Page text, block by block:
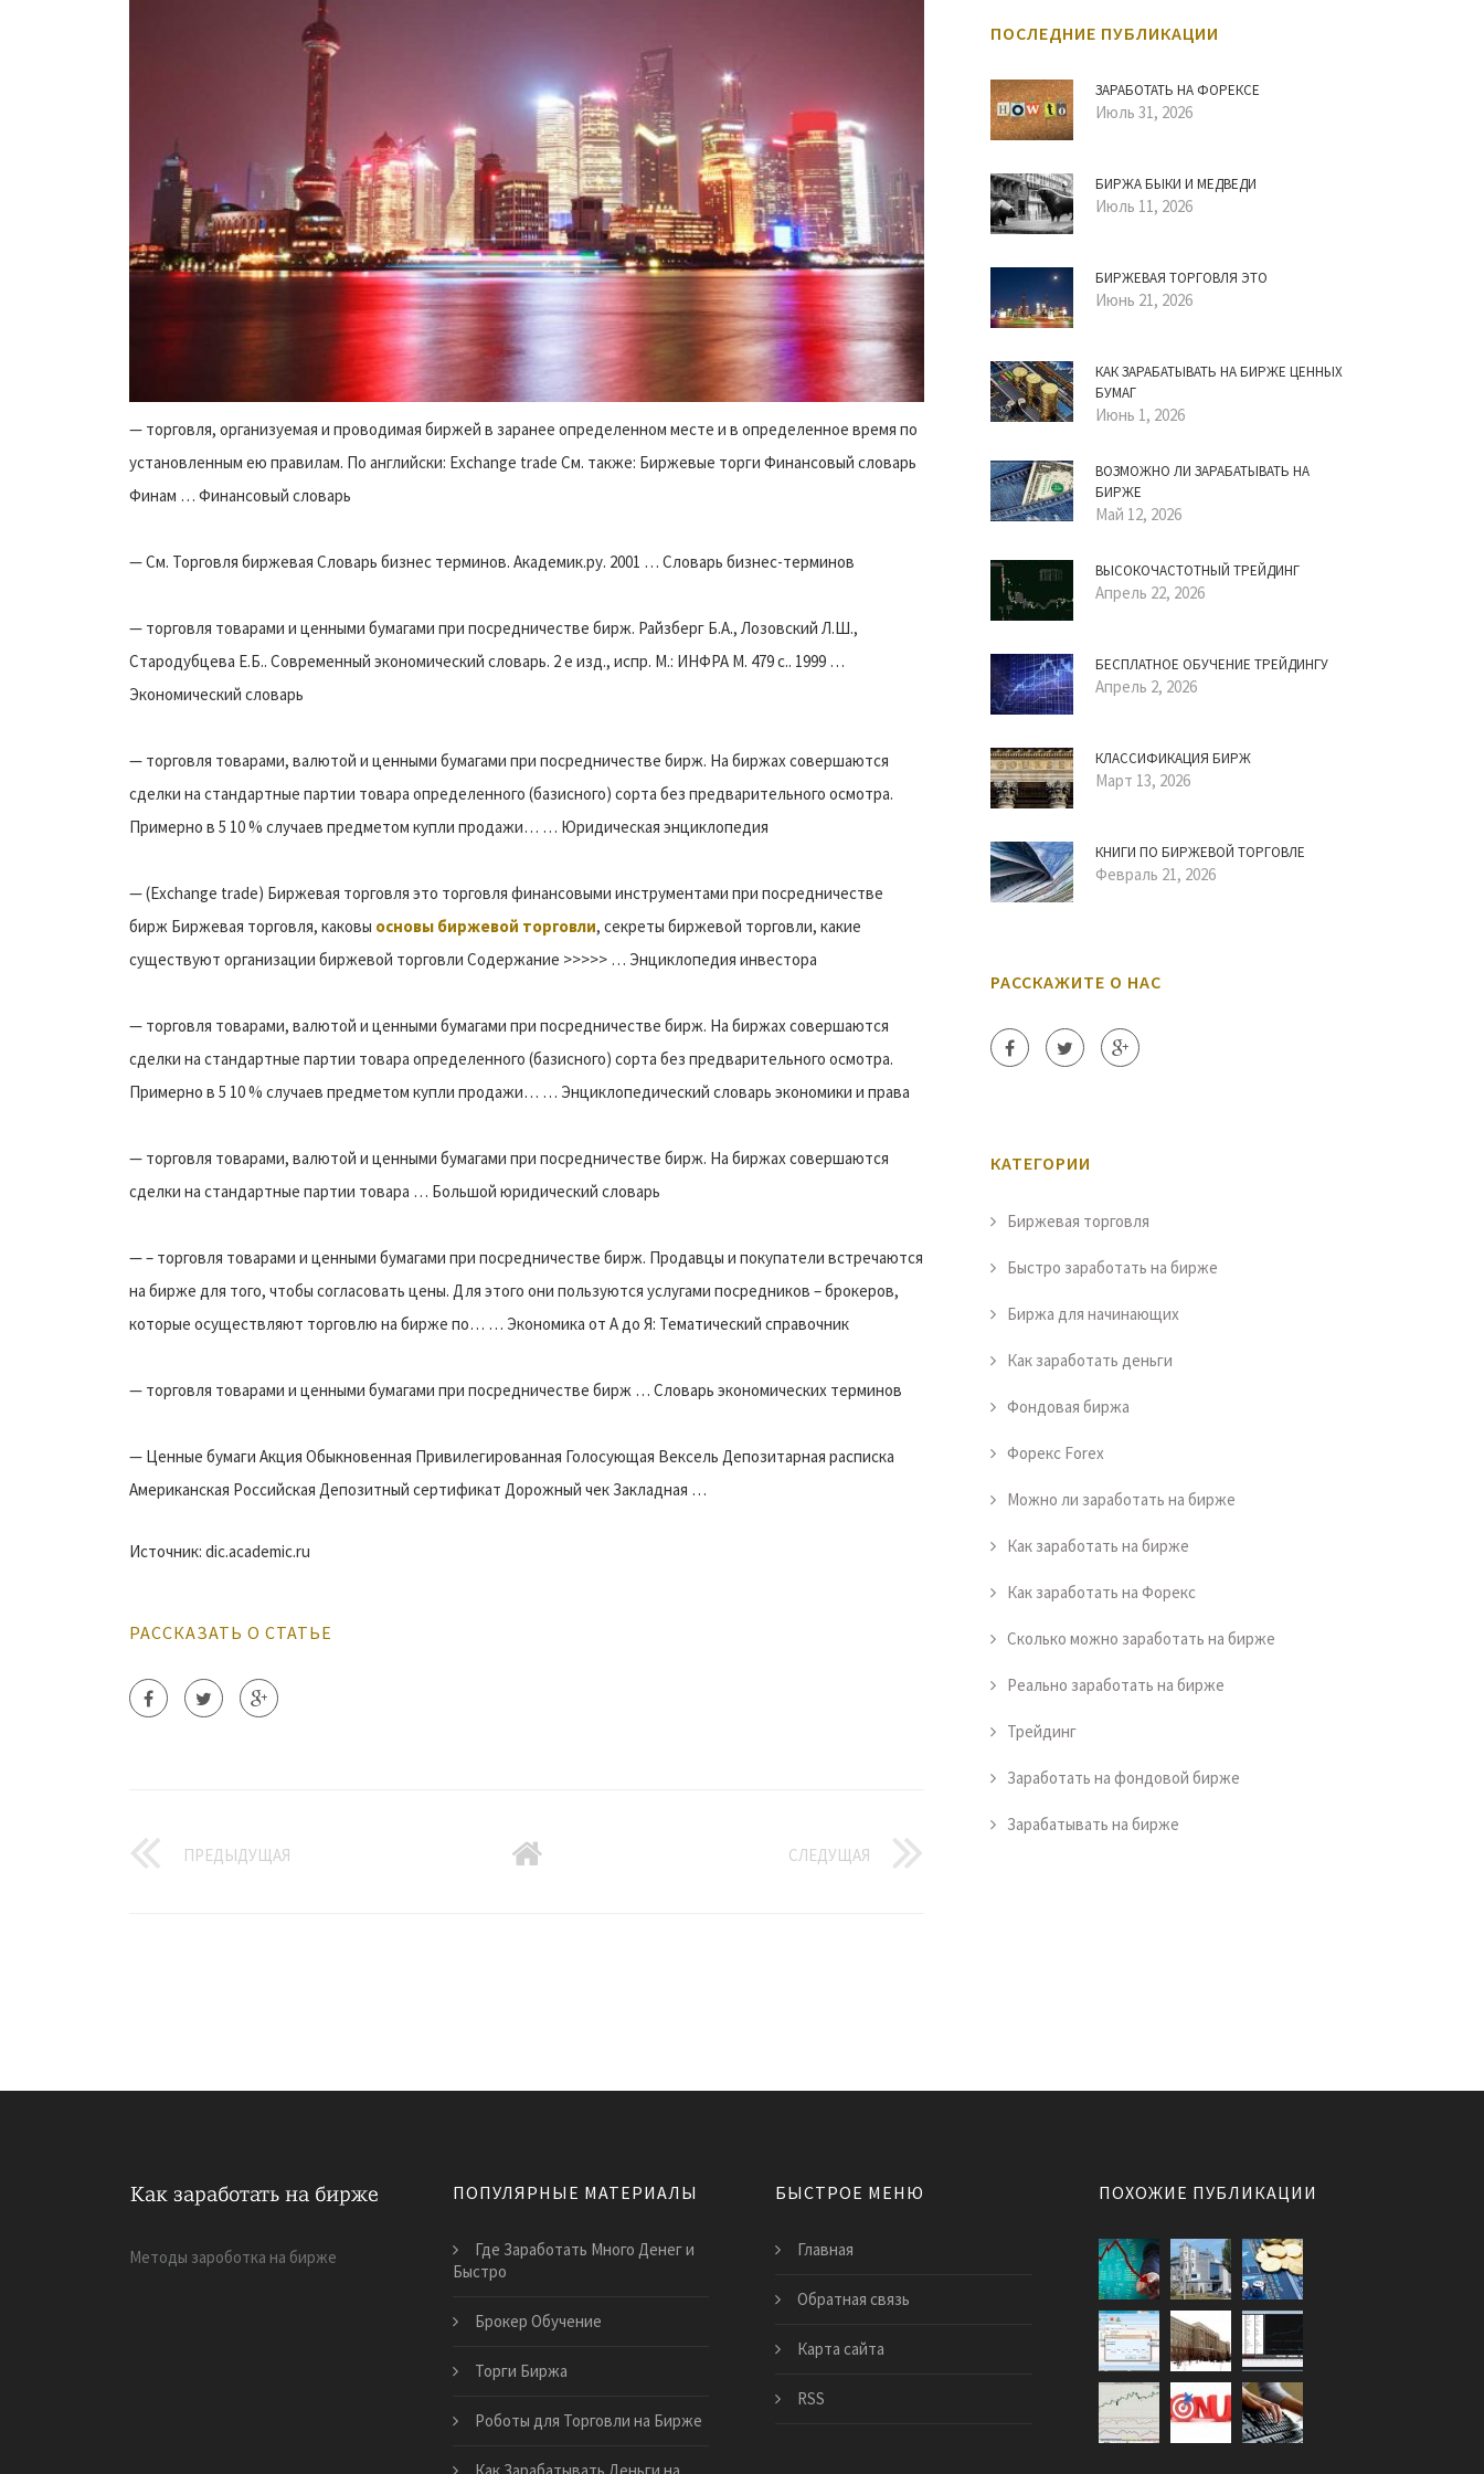
— торговля, организуемая и проводимая биржей в заранее определенном месте и в определенное время по
установленным ею правилам. По английски: Exchange trade См. также: Биржевые торги Финансовый словарь
Финам … Финансовый словарь
— См. Торговля биржевая Словарь бизнес терминов. Академик.ру. 2001 … Словарь бизнес-терминов
— торговля товарами и ценными бумагами при посредничестве бирж. Райзберг Б.А., Лозовский Л.Ш.,
Стародубцева Е.Б.. Современный экономический словарь. 2 е изд., испр. М.: ИНФРА М. 479 с.. 1999 …
Экономический словарь
— торговля товарами, валютой и ценными бумагами при посредничестве бирж. На биржах совершаются
сделки на стандартные партии товара определенного (базисного) сорта без предварительного осмотра.
Примерно в 5 10 % случаев предметом купли продажи… … Юридическая энциклопедия
— (Exchange trade) Биржевая торговля это торговля финансовыми инструментами при посредничестве
бирж Биржевая торговля, каковы основы биржевой торговли, секреты биржевой торговли, какие
существуют организации биржевой торговли Содержание >>>>> … Энциклопедия инвестора
— торговля товарами, валютой и ценными бумагами при посредничестве бирж. На биржах совершаются
сделки на стандартные партии товара определенного (базисного) сорта без предварительного осмотра.
Примерно в 5 10 % случаев предметом купли продажи… … Энциклопедический словарь экономики и права
— торговля товарами, валютой и ценными бумагами при посредничестве бирж. На биржах совершаются
сделки на стандартные партии товара … Большой юридический словарь
— – торговля товарами и ценными бумагами при посредничестве бирж. Продавцы и покупатели встречаются
на бирже для того, чтобы согласовать цены. Для этого они пользуются услугами посредников – брокеров,
которые осуществляют торговлю на бирже по… … Экономика от А до Я: Тематический справочник
— торговля товарами и ценными бумагами при посредничестве бирж … Словарь экономических терминов
— Ценные бумаги Акция Обыкновенная Привилегированная Голосующая Вексель Депозитарная расписка
Американская Российская Депозитный сертификат Дорожный чек Закладная …
Источник: dic.academic.ru
РАССКАЗАТЬ О СТАТЬЕ
ПРЕДЫДУЩАЯ СЛЕДУЩАЯ
ПОСЛЕДНИЕ ПУБЛИКАЦИИ
ЗАРАБОТАТЬ НА ФОРЕКСЕ
Июль 31, 2026
БИРЖА БЫКИ И МЕДВЕДИ
Июль 11, 2026
БИРЖЕВАЯ ТОРГОВЛЯ ЭТО
Июнь 21, 2026
КАК ЗАРАБАТЫВАТЬ НА БИРЖЕ ЦЕННЫХ
БУМАГ
Июнь 1, 2026
ВОЗМОЖНО ЛИ ЗАРАБАТЫВАТЬ НА
БИРЖЕ
Май 12, 2026
ВЫСОКОЧАСТОТНЫЙ ТРЕЙДИНГ
Апрель 22, 2026
БЕСПЛАТНОЕ ОБУЧЕНИЕ ТРЕЙДИНГУ
Апрель 2, 2026
КЛАССИФИКАЦИЯ БИРЖ
Март 13, 2026
КНИГИ ПО БИРЖЕВОЙ ТОРГОВЛЕ
Февраль 21, 2026
РАССКАЖИТЕ О НАС
КАТЕГОРИИ
Биржевая торговля
Быстро заработать на бирже
Биржа для начинающих
Как заработать деньги
Фондовая биржа
Форекс Forex
Можно ли заработать на бирже
Как заработать на бирже
Как заработать на Форекс
Сколько можно заработать на бирже
Реально заработать на бирже
Трейдинг
Заработать на фондовой бирже
Зарабатывать на бирже
Методы зароботка на бирже
ПОПУЛЯРНЫЕ МАТЕРИАЛЫ
Где Заработать Много Денег и
Быстро
Брокер Обучение
Торги Биржа
Роботы для Торговли на Бирже
Как Зарабатывать Деньги на
БЫСТРОЕ МЕНЮ
Главная
Обратная связь
Карта сайта
RSS
ПОХОЖИЕ ПУБЛИКАЦИИ